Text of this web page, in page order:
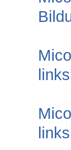
Mico
Mico